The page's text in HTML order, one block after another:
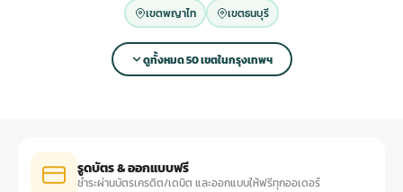
เขตพญาไท เขตธนบุรี
ดูทั้งหมด 50 เขตในกรุงเทพฯ
รูดบัตร & ออกแบบฟรี
ชำระผ่านบัตรเครดิต/เดบิต และออกแบบให้ฟรีทุกออเดอร์